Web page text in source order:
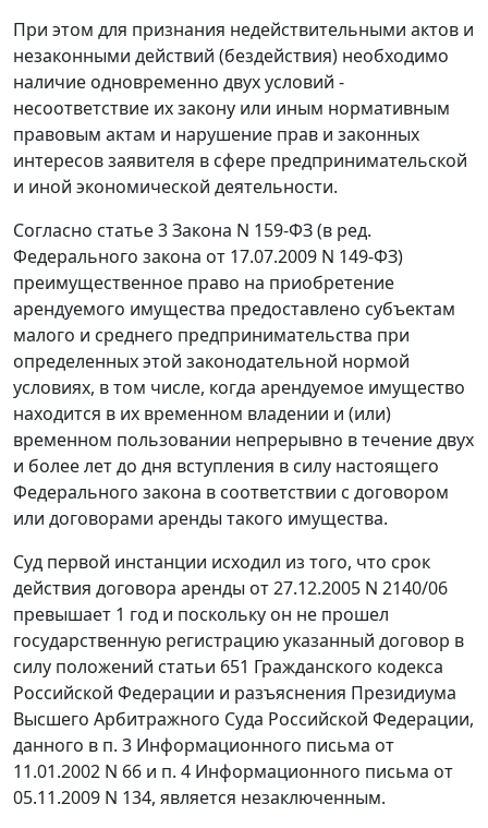
При этом для признания недействительными актов и
незаконными действий (бездействия) необходимо
наличие одновременно двух условий -
несоответствие их закону или иным нормативным
правовым актам и нарушение прав и законных
интересов заявителя в сфере предпринимательской
и иной экономической деятельности.
Согласно статье 3Закона N 159-ФЗ (в ред.
Федерального закона от 17.07.2009 N 149-ФЗ)
преимущественное право на приобретение
арендуемого имущества предоставлено субъектам
малого и среднего предпринимательства при
определенных этой законодательной нормой
условиях, в том числе, когда арендуемое имущество
находится в их временном владении и (или)
временном пользовании непрерывно в течение двух
и более лет до дня вступления в силу настоящего
Федерального закона в соответствии с договором
или договорами аренды такого имущества.
Суд первой инстанции исходил из того, что срок
действия договора аренды от 27.12.2005 N 2140/06
превышает 1 год и поскольку он не прошел
государственную регистрацию указанный договор в
силу положений статьи 651 Гражданского кодекса
Российской Федерации и разъяснения Президиума
Высшего Арбитражного Суда Российской Федерации,
данного в п. 3 Информационного письма от
11.01.2002 N 66 и п. 4 Информационного письма от
05.11.2009 N 134, является незаключенным.